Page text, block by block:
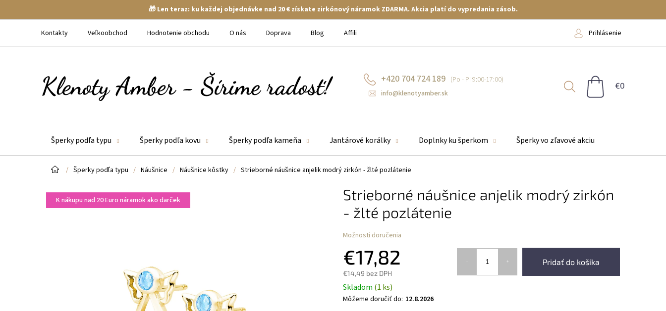
🎁 Len teraz: ku každej objednávke nad 20 € získate zirkónový náramok ZDARMA. Akcia platí do vypredania zásob.
Kontakty Veľkoobchod Hodnotenie obchodu O nás Doprava Blog Affiliate Prihlásenie
+420 704 724 189
info@klenotyamber.sk
NÁKUPNÝ
Šperky podľa typu Šperky podľa kovu Šperky podľa kameňa Jantárové korálky Doplnky ku šperkom Šperky vo zľavové akciu
Domov
/ Šperky podľa typu / Náušnice / Náušnice kôstky / Strieborné náušnice anjelik modrý zirkón - žlté pozlátenie
K nákupu nad 20 Euro náramok ako darček
Strieborné náušnice anjelik modrý zirkón
- žlté pozlátenie
€17,82
€14,49 bez DPH
Pridať do košíka
Skladom (1 ks)
Môžeme doručiť do: 12.8.2026
Možnosti doručenia